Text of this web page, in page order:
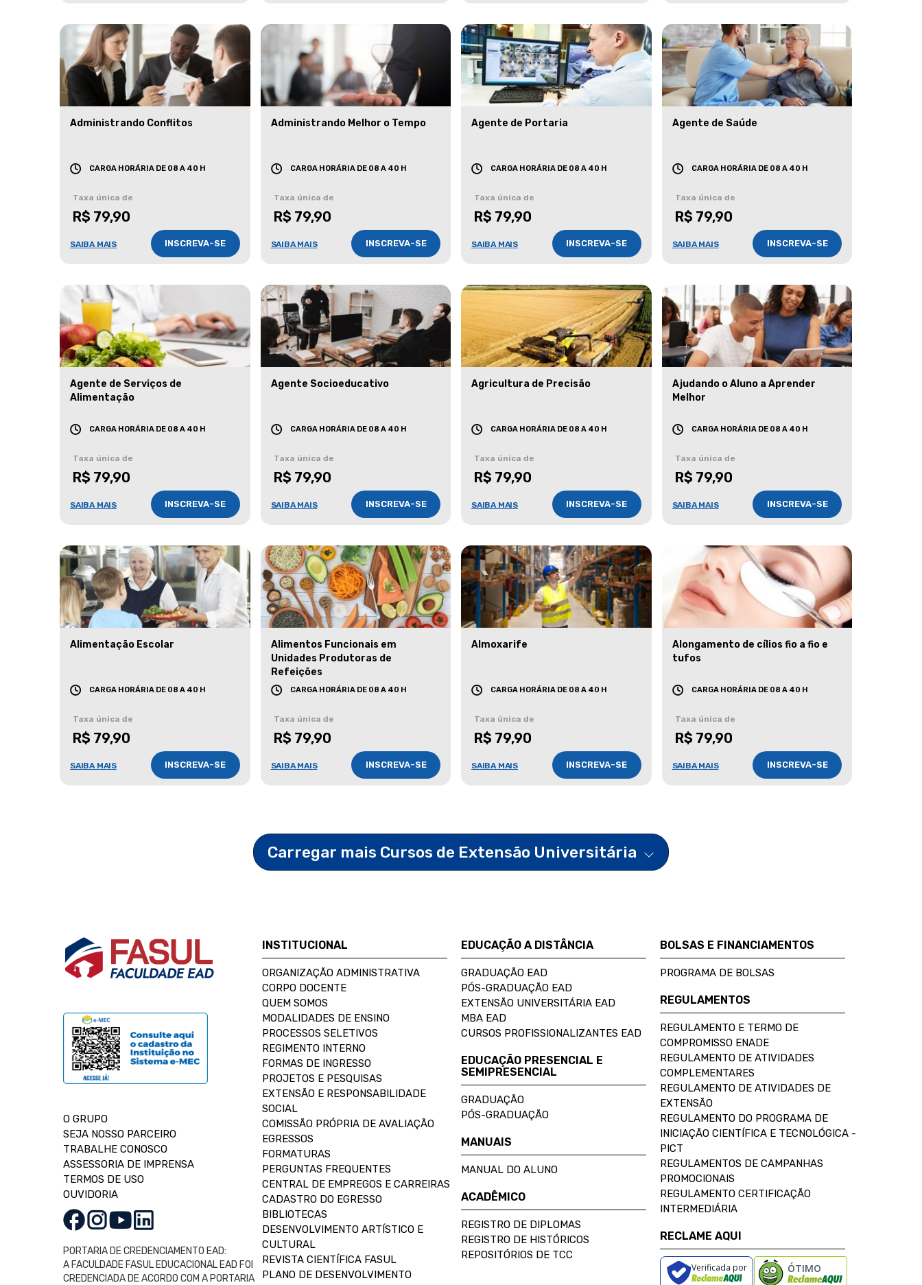
Administrando Conflitos
CARGA HORÁRIA DE 08 A 40 H
Taxa única de
R$ 79,90
SAIBA MAIS INSCREVA-SE
Administrando Melhor o Tempo
CARGA HORÁRIA DE 08 A 40 H
Taxa única de
R$ 79,90
SAIBA MAIS INSCREVA-SE
Agente de Portaria
CARGA HORÁRIA DE 08 A 40 H
Taxa única de
R$ 79,90
SAIBA MAIS INSCREVA-SE
Agente de Saúde
CARGA HORÁRIA DE 08 A 40 H
Taxa única de
R$ 79,90
SAIBA MAIS INSCREVA-SE
Agente de Serviços de
Alimentação
CARGA HORÁRIA DE 08 A 40 H
Taxa única de
R$ 79,90
SAIBA MAIS INSCREVA-SE
Agente Socioeducativo
CARGA HORÁRIA DE 08 A 40 H
Taxa única de
R$ 79,90
SAIBA MAIS INSCREVA-SE
Agricultura de Precisão
CARGA HORÁRIA DE 08 A 40 H
Taxa única de
R$ 79,90
SAIBA MAIS INSCREVA-SE
Ajudando o Aluno a Aprender
Melhor
CARGA HORÁRIA DE 08 A 40 H
Taxa única de
R$ 79,90
SAIBA MAIS INSCREVA-SE
Alimentação Escolar
CARGA HORÁRIA DE 08 A 40 H
Taxa única de
R$ 79,90
SAIBA MAIS INSCREVA-SE
Alimentos Funcionais em
Unidades Produtoras de
Refeições
CARGA HORÁRIA DE 08 A 40 H
Taxa única de
R$ 79,90
SAIBA MAIS INSCREVA-SE
Almoxarife
CARGA HORÁRIA DE 08 A 40 H
Taxa única de
R$ 79,90
SAIBA MAIS INSCREVA-SE
Alongamento de cílios fio a fio e
tufos
CARGA HORÁRIA DE 08 A 40 H
Taxa única de
R$ 79,90
SAIBA MAIS INSCREVA-SE
Carregar mais Cursos de Extensão Universitária
O GRUPO
SEJA NOSSO PARCEIRO
TRABALHE CONOSCO
ASSESSORIA DE IMPRENSA
TERMOS DE USO
OUVIDORIA
PORTARIA DE CREDENCIAMENTO EAD:
A FACULDADE FASUL EDUCACIONAL EAD FOI
CREDENCIADA DE ACORDO COM A PORTARIA
INSTITUCIONAL
ORGANIZAÇÃO ADMINISTRATIVA
CORPO DOCENTE
QUEM SOMOS
MODALIDADES DE ENSINO
PROCESSOS SELETIVOS
REGIMENTO INTERNO
FORMAS DE INGRESSO
PROJETOS E PESQUISAS
EXTENSÃO E RESPONSABILIDADE
SOCIAL
COMISSÃO PRÓPRIA DE AVALIAÇÃO
EGRESSOS
FORMATURAS
PERGUNTAS FREQUENTES
CENTRAL DE EMPREGOS E CARREIRAS
CADASTRO DO EGRESSO
BIBLIOTECAS
DESENVOLVIMENTO ARTÍSTICO E
CULTURAL
REVISTA CIENTÍFICA FASUL
PLANO DE DESENVOLVIMENTO
EDUCAÇÃO A DISTÂNCIA
GRADUAÇÃO EAD
PÓS-GRADUAÇÃO EAD
EXTENSÃO UNIVERSITÁRIA EAD
MBA EAD
CURSOS PROFISSIONALIZANTES EAD
EDUCAÇÃO PRESENCIAL E
SEMIPRESENCIAL
GRADUAÇÃO
PÓS-GRADUAÇÃO
MANUAIS
MANUAL DO ALUNO
ACADÊMICO
REGISTRO DE DIPLOMAS
REGISTRO DE HISTÓRICOS
REPOSITÓRIOS DE TCC
BOLSAS E FINANCIAMENTOS
PROGRAMA DE BOLSAS
REGULAMENTOS
REGULAMENTO E TERMO DE
COMPROMISSO ENADE
REGULAMENTO DE ATIVIDADES
COMPLEMENTARES
REGULAMENTO DE ATIVIDADES DE
EXTENSÃO
REGULAMENTO DO PROGRAMA DE
INICIAÇÃO CIENTÍFICA E TECNOLÓGICA -
PICT
REGULAMENTOS DE CAMPANHAS
PROMOCIONAIS
REGULAMENTO CERTIFICAÇÃO
INTERMEDIÁRIA
RECLAME AQUI
Verificada por ÓTIMO